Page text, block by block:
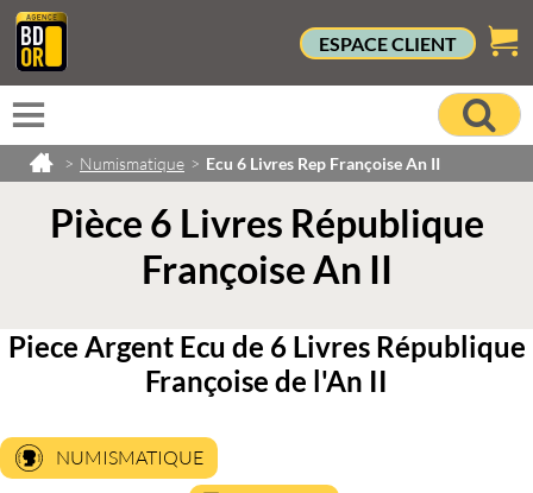
ESPACE CLIENT
> Numismatique > Ecu 6 Livres Rep Françoise An II
Pièce 6 Livres République
Françoise An II
Piece Argent Ecu de 6 Livres République
Françoise de l'An II
NUMISMATIQUE